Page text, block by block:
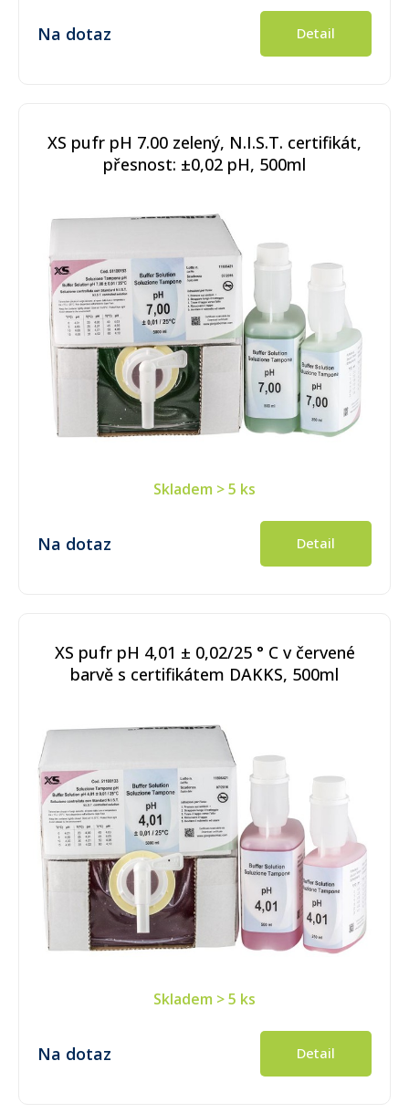
Na dotaz Detail
XS pufr pH 7.00 zelený, N.I.S.T. certifikát,
přesnost: ±0,02 pH, 500ml
Skladem > 5 ks
Na dotaz Detail
XS pufr pH 4,01 ± 0,02/25 ° C v červené
barvě s certifikátem DAKKS, 500ml
Skladem > 5 ks
Na dotaz Detail